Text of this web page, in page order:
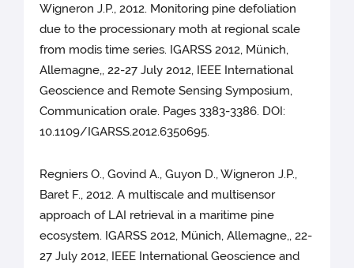
Wigneron J.P., 2012. Monitoring pine defoliation
due to the processionary moth at regional scale
from modis time series. IGARSS 2012, Münich,
Allemagne,, 22-27 July 2012, IEEE International
Geoscience and Remote Sensing Symposium,
Communication orale. Pages 3383-3386. DOI:
10.1109/IGARSS.2012.6350695.
Regniers O., Govind A., Guyon D., Wigneron J.P.,
Baret F., 2012. A multiscale and multisensor
approach of LAI retrieval in a maritime pine
ecosystem. IGARSS 2012, Münich, Allemagne,, 22-
27 July 2012, IEEE International Geoscience and